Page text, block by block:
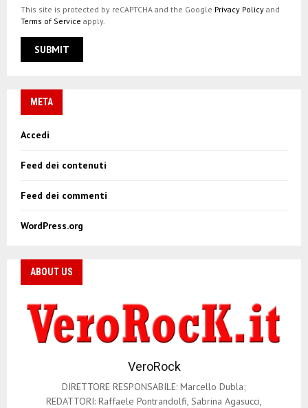
This site is protected by reCAPTCHA and the Google Privacy Policy and
Terms of Service apply.
META
Accedi
Feed dei contenuti
Feed dei commenti
WordPress.org
ABOUT US
VeroRock
DIRETTORE RESPONSABILE: Marcello Dubla;
REDATTORI: Raffaele Pontrandolfi, Sabrina Agasucci,